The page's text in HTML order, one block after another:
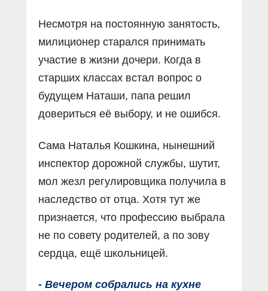
Несмотря на постоянную занятость,
милиционер старался принимать
участие в жизни дочери. Когда в
старших классах встал вопрос о
будущем Наташи, папа решил
довериться её выбору, и не ошибся.
Сама Наталья Кошкина, нынешний
инспектор дорожной службы, шутит,
мол жезл регулировщика получила в
наследство от отца. Хотя тут же
признается, что профессию выбрала
не по совету родителей, а по зову
сердца, ещё школьницей.
- Вечером собрались на кухне